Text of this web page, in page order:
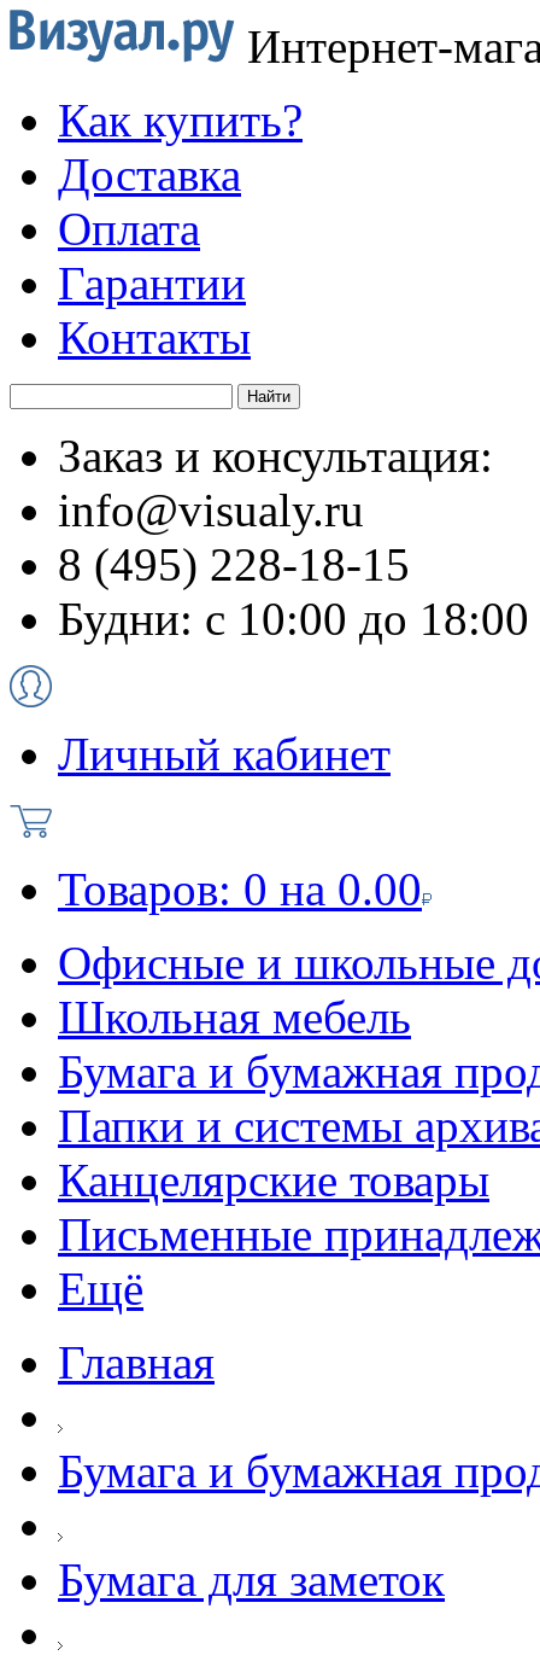
Интернет-
Как купить?
Доставка
Оплата
Гарантии
Контакты
Заказ и консультация:
info@visualy.ru
8 (495) 228-18-15
Будни: с 10:00 до 18:00
Личный кабинет
Товаров: 0 на 0.00
Офисные и школьные
Школьная мебель
Бумага и бумажная
Папки и системы
Канцелярские товары
Письменные
Ещё
Главная
Бумага и бумажная
Бумага для заметок